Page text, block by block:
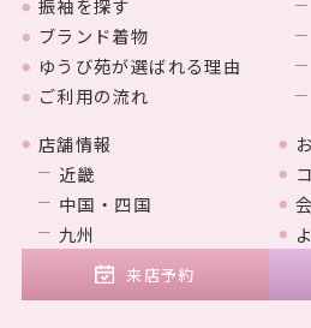
振袖を探す
ブランド着物
ゆうび苑が選ばれる理由
ご利用の流れ
店舗情報
近畿
中国・四国
九州
来店予約